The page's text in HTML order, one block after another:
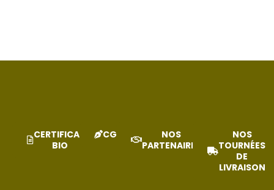
CERTIFICAT
BIO
CGV
NOS
PARTENAIRES
NOS
TOURNÉES
DE
LIVRAISON